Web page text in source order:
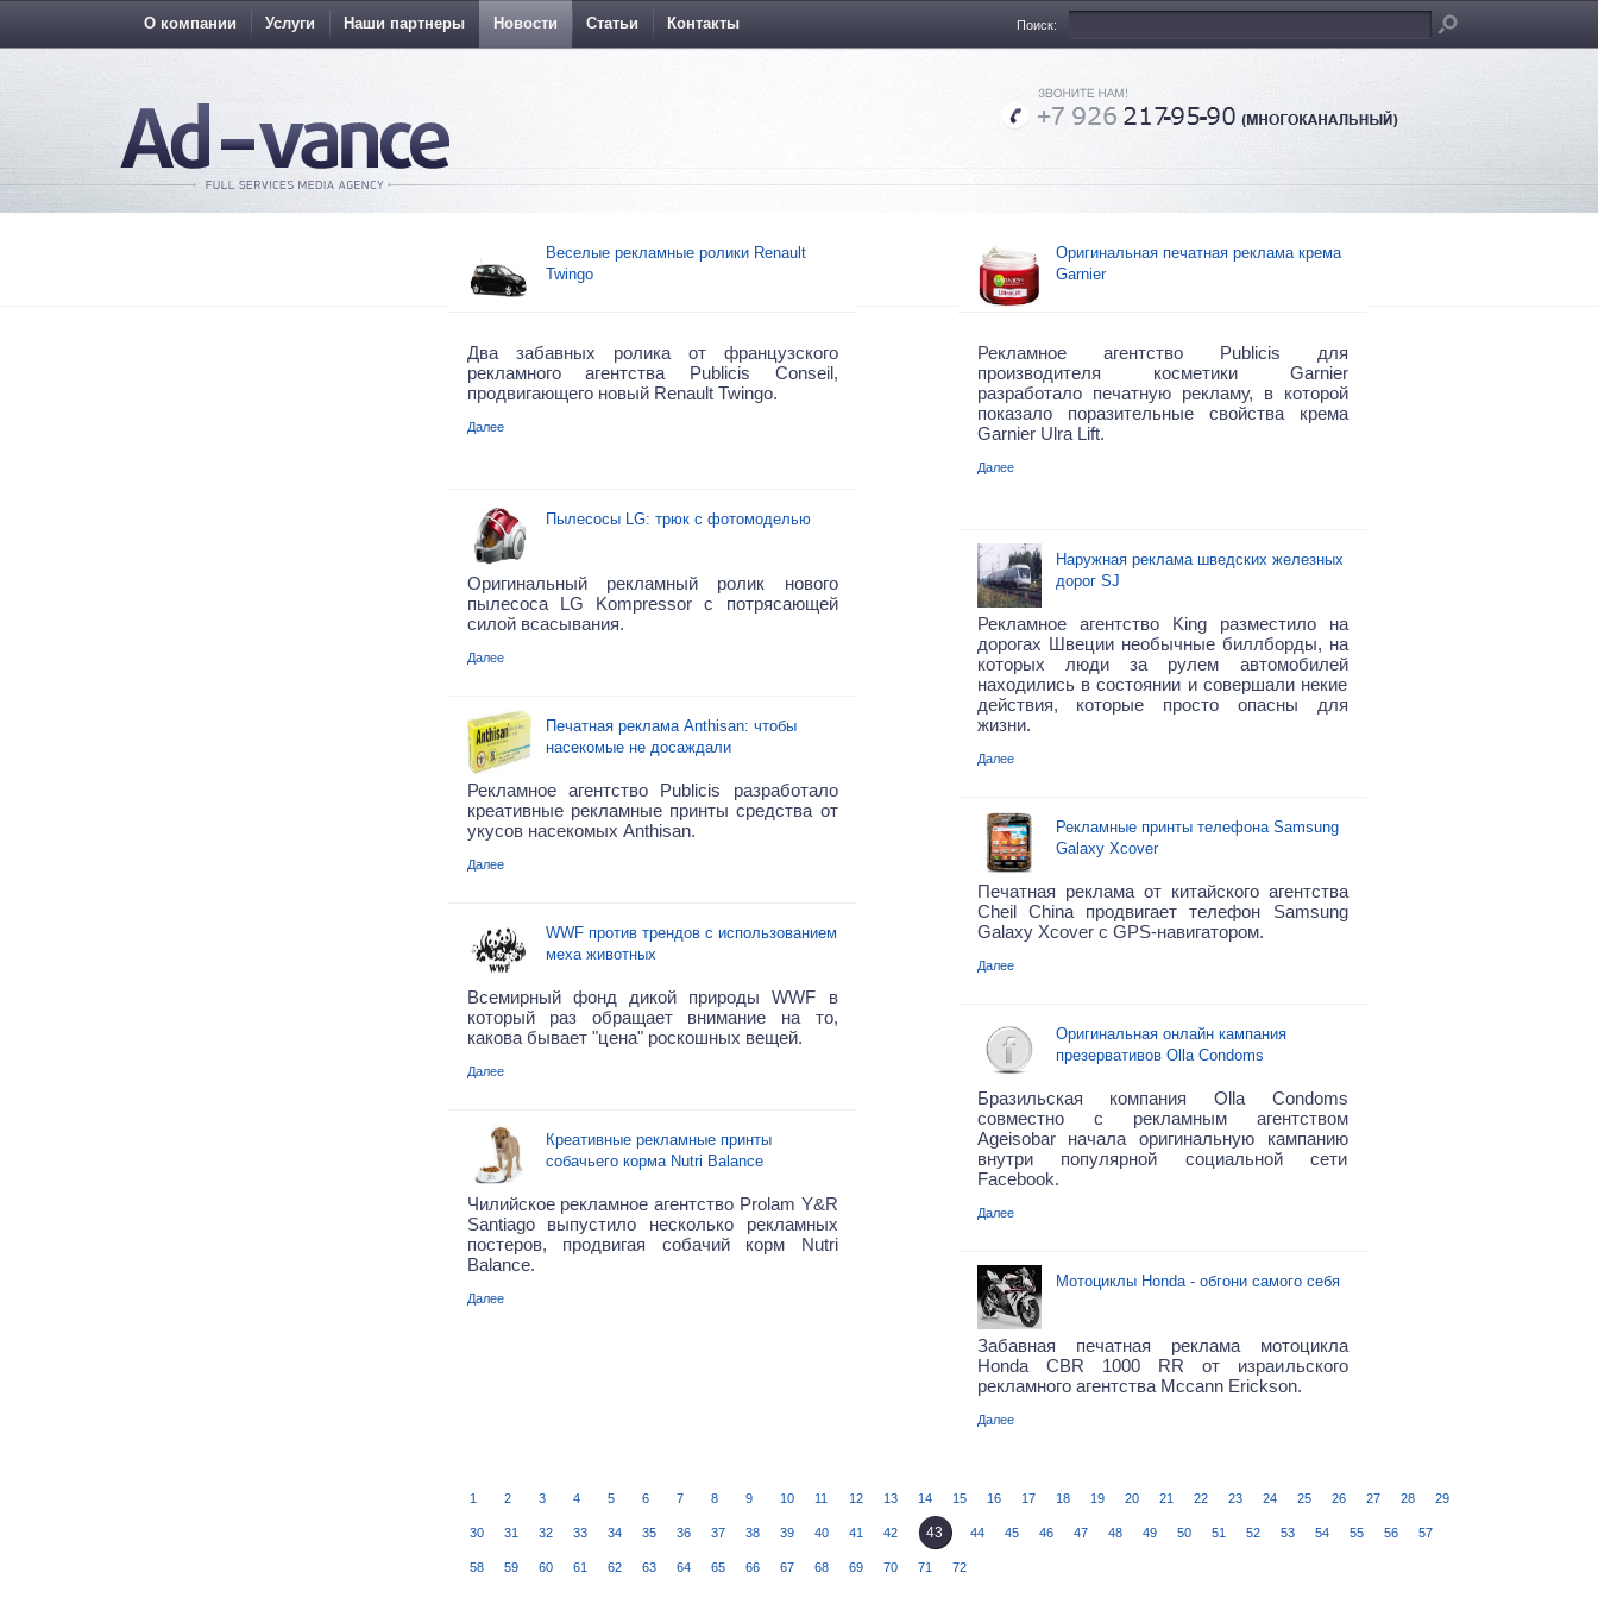
О компании Услуги Наши партнеры Новости Статьи Контакты Поиск:
Веселые рекламные ролики Renault
Twingo
Два забавных ролика от французского
рекламного агентства Publicis Conseil,
продвигающего новый Renault Twingo.
Далее
Пылесосы LG: трюк с фотомоделью
Оригинальный рекламный ролик нового
пылесоса LG Kompressor с потрясающей
силой всасывания.
Далее
Печатная реклама Anthisan: чтобы
насекомые не досаждали
Рекламное агентство Publicis разработало
креативные рекламные принты средства от
укусов насекомых Anthisan.
Далее
WWF против трендов с использованием
меха животных
Всемирный фонд дикой природы WWF в
который раз обращает внимание на то,
какова бывает "цена" роскошных вещей.
Далее
Креативные рекламные принты
собачьего корма Nutri Balance
Чилийское рекламное агентство Prolam Y&R
Santiago выпустило несколько рекламных
постеров, продвигая собачий корм Nutri
Balance.
Далее
Оригинальная печатная реклама крема
Garnier
Рекламное агентство Publicis для
производителя косметики Garnier
разработало печатную рекламу, в которой
показало поразительные свойства крема
Garnier Ulra Lift.
Далее
Наружная реклама шведских железных
дорог SJ
Рекламное агентство King разместило на
дорогах Швеции необычные биллборды, на
которых люди за рулем автомобилей
находились в состоянии и совершали некие
действия, которые просто опасны для
жизни.
Далее
Рекламные принты телефона Samsung
Galaxy Xcover
Печатная реклама от китайского агентства
Cheil China продвигает телефон Samsung
Galaxy Xcover с GPS-навигатором.
Далее
Оригинальная онлайн кампания
презервативов Olla Condoms
Бразильская компания Olla Condoms
совместно с рекламным агентством
Ageisobar начала оригинальную кампанию
внутри популярной социальной сети
Facebook.
Далее
Мотоциклы Honda - обгони самого себя
Забавная печатная реклама мотоцикла
Honda CBR 1000 RR от израильского
рекламного агентства Mccann Erickson.
Далее
1 2 3 4 5 6 7 8 9 10 11 12 13 14 15 16 17 18 19 20 21 22 23 24 25 26 27 28 29
30 31 32 33 34 35 36 37 38 39 40 41 42 43 44 45 46 47 48 49 50 51 52 53 54 55 56 57
58 59 60 61 62 63 64 65 66 67 68 69 70 71 72